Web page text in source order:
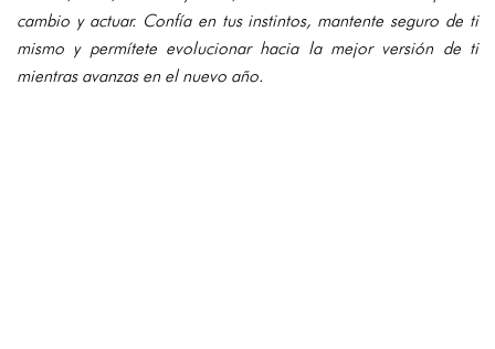
cambio y actuar. Confía en tus instintos, mantente seguro de ti
mismo y permítete evolucionar hacia la mejor versión de ti
mientras avanzas en el nuevo año.